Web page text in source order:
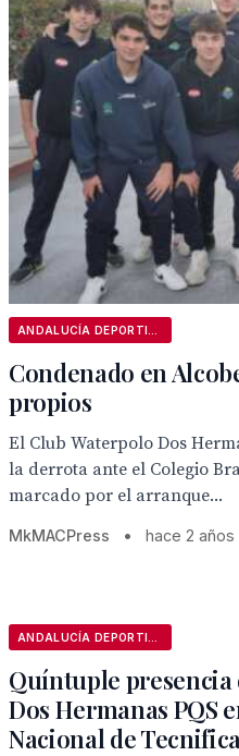
Condenado en
propios
El Club Waterpolo Dos
la derrota ante el Colegio
marcado por el arranque...
MkMACPress • hace 2 años
Quíntuple
Dos Hermanas PQS
Nacional de